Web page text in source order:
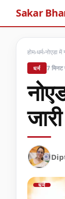
Sakar
होम›धर्म›नोएडा
धर्म 7 मिनट
जारी
धर्म